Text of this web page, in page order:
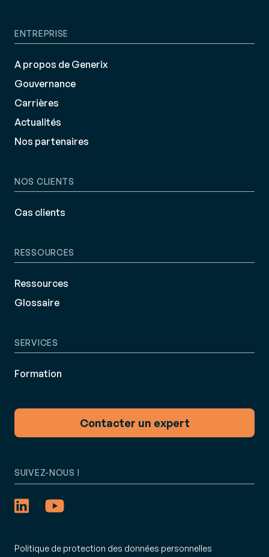
ENTREPRISE
A propos de Generix
Gouvernance
Carrières
Actualités
Nos partenaires
NOS CLIENTS
Cas clients
RESSOURCES
Ressources
Glossaire
SERVICES
Formation
Contacter un expert
Politique de protection des données personnelles
SUIVEZ-NOUS !